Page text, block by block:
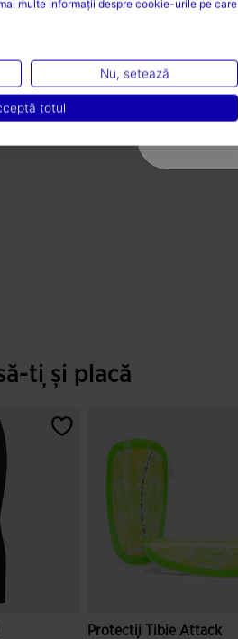
ți și placă
Protecții Tibie Attack
multe informații despre cookie-urile pe care
Nu, setează
totul